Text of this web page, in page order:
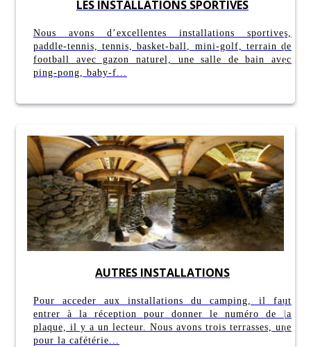
LES INSTALLATIONS SPORTIVES
Nous avons d’excellentes installations sportives,
paddle-tennis, tennis, basket-ball, mini-golf, terrain de
football avec gazon naturel, une salle de bain avec
ping-pong, baby-f...
AUTRES INSTALLATIONS
Pour acceder aux installations du camping, il faut
entrer à la réception pour donner le numéro de la
plaque, il y a un lecteur. Nous avons trois terrasses, une
pour la cafétérie...